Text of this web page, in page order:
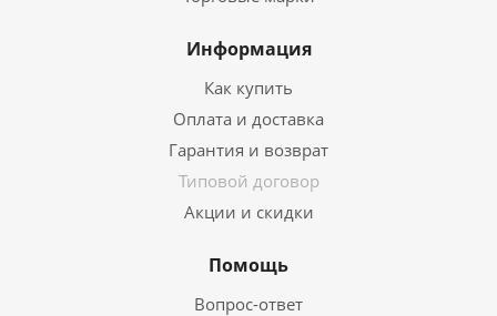
Информация
Как купить
Оплата и доставка
Гарантия и возврат
Типовой договор
Акции и скидки
Помощь
Вопрос-ответ